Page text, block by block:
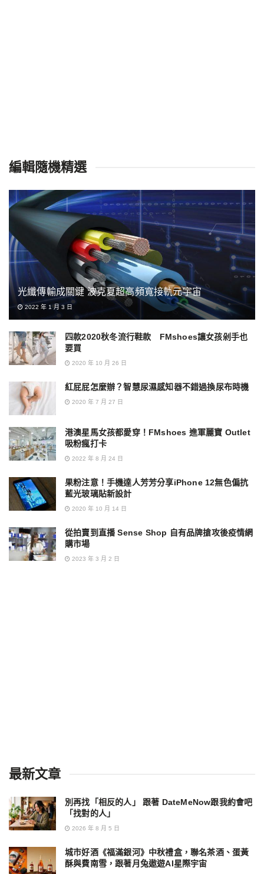
編輯隨機精選
光纖傳輸成關鍵 波克夏超高頻寬接軌元宇宙
2022 年 1 月 3 日
四款2020秋冬流行鞋款 FMshoes讓女孩剁手也
要買
2020 年 10 月 26 日
紅屁屁怎麼辦？智慧尿濕感知器不錯過換尿布時機
2020 年 7 月 27 日
港澳星馬女孩都愛穿！FMshoes 進軍麗寶 Outlet
吸粉瘋打卡
2022 年 8 月 24 日
果粉注意！手機達人芳芳分享iPhone 12無色偏抗
藍光玻璃貼新設計
2020 年 10 月 14 日
從拍賣到直播 Sense Shop 自有品牌搶攻後疫情網
購市場
2023 年 3 月 2 日
最新文章
別再找「相反的人」 跟著 DateMeNow跟我約會吧
「找對的人」
2026 年 8 月 5 日
城市好酒《福滿銀河》中秋禮盒，聯名茶酒、蛋黃
酥與費南雪，跟著月兔遨遊AI星際宇宙